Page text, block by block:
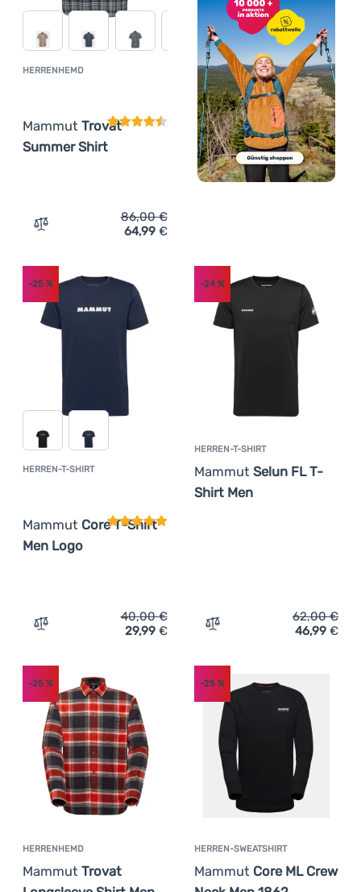
HERRENHEMD
Mammut Trovat
Summer Shirt
Kundenbewertung
Zum Vergleich 'Herrenhemd Mammut Trovat Summer
86,00€
64,99 €
HERREN-T-SHIRT
Mammut Core T-Shirt
Men Logo
Kundenbewertung
-25 %
Zum Vergleich 'Herren-T-Shirt Mammut Core T-Shirt
40,00€
29,99 €
HERREN-T-SHIRT
Mammut Selun FL T-
Shirt Men
-24%
Zum Vergleich 'Herren-T-
62,00€
46,99 €
HERRENHEMD
Mammut Trovat
-25 %
HERREN-SWEATSHIRT
Mammut Core ML Crew
-25%